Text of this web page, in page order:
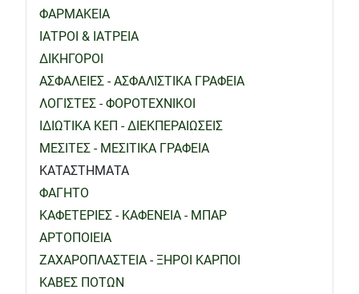
ΦΑΡΜΑΚΕΙΑ
ΙΑΤΡΟΙ & ΙΑΤΡΕΙΑ
ΔΙΚΗΓΟΡΟΙ
ΑΣΦΑΛΕΙΕΣ - ΑΣΦΑΛΙΣΤΙΚΑ ΓΡΑΦΕΙΑ
ΛΟΓΙΣΤΕΣ - ΦΟΡΟΤΕΧΝΙΚΟΙ
ΙΔΙΩΤΙΚΑ ΚΕΠ - ΔΙΕΚΠΕΡΑΙΩΣΕΙΣ
ΜΕΣΙΤΕΣ - ΜΕΣΙΤΙΚΑ ΓΡΑΦΕΙΑ
ΚΑΤΑΣΤΗΜΑΤΑ
ΦΑΓΗΤΟ
ΚΑΦΕΤΕΡΙΕΣ - ΚΑΦΕΝΕΙΑ - ΜΠΑΡ
ΑΡΤΟΠΟΙΕΙΑ
ΖΑΧΑΡΟΠΛΑΣΤΕΙΑ - ΞΗΡΟΙ ΚΑΡΠΟΙ
ΚΑΒΕΣ ΠΟΤΩΝ